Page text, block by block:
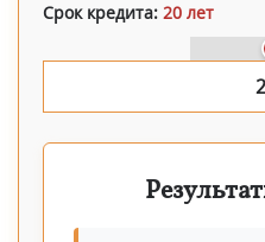
Срок кредита: 20 лет